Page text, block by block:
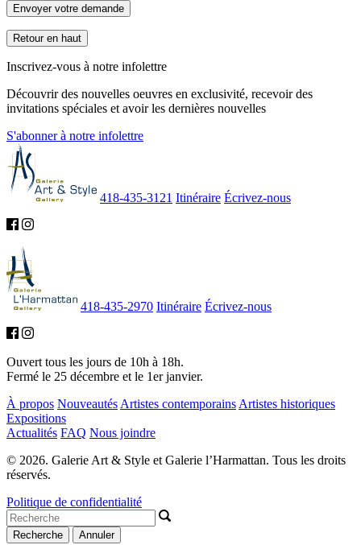
Envoyer votre demande
Retour en haut
Inscrivez-vous à notre infolettre
Découvrir des nouvelles oeuvres en exclusivité, recevoir des
invitations spéciales et avoir les dernières nouvelles
S'abonner à notre infolettre
418-435-3121 Itinéraire Écrivez-nous
418-435-2970 Itinéraire Écrivez-nous
Ouvert tous les jours de 10h à 18h.
Fermé le 25 décembre et le 1er janvier.
À propos Nouveautés Artistes contemporains Artistes historiques
Expositions
Actualités FAQ Nous joindre
© 2026. Galerie Art & Style et Galerie l’Harmattan. Tous les droits
réservés.
Politique de confidentialité
Recherche Annuler